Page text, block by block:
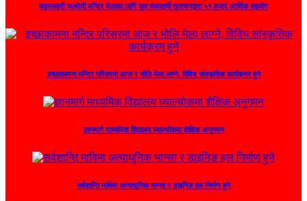
बकुल्लहरी जलदेवी मन्दिर मेलाका लागि यूवा व्यवसायी तूलाचनद्वारा ५१ हजार आर्थिक सहयोग
इच्छाकामना मन्दिर परिसरमा आज र भोलि मेला लाग्ने, विविध सांस्कृतिक कार्यक्रम हुने
ज्ञानमार्ग माध्यमिक विद्यालय घ्याल्चोकमा शैक्षिक अनुगमन
सर्वशान्ति माविमा अत्याधुनिक भान्सा र डाइनिङ हल निर्माण हुने